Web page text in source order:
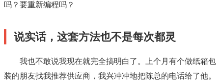
吗？要重新编程吗？
说实话，这套方法也不是每次都灵
我也不敢说我现在就完全搞明白了。上个月有个做纸箱包
装的朋友找我推荐供应商，我兴冲冲地把陈总的电话给了他。